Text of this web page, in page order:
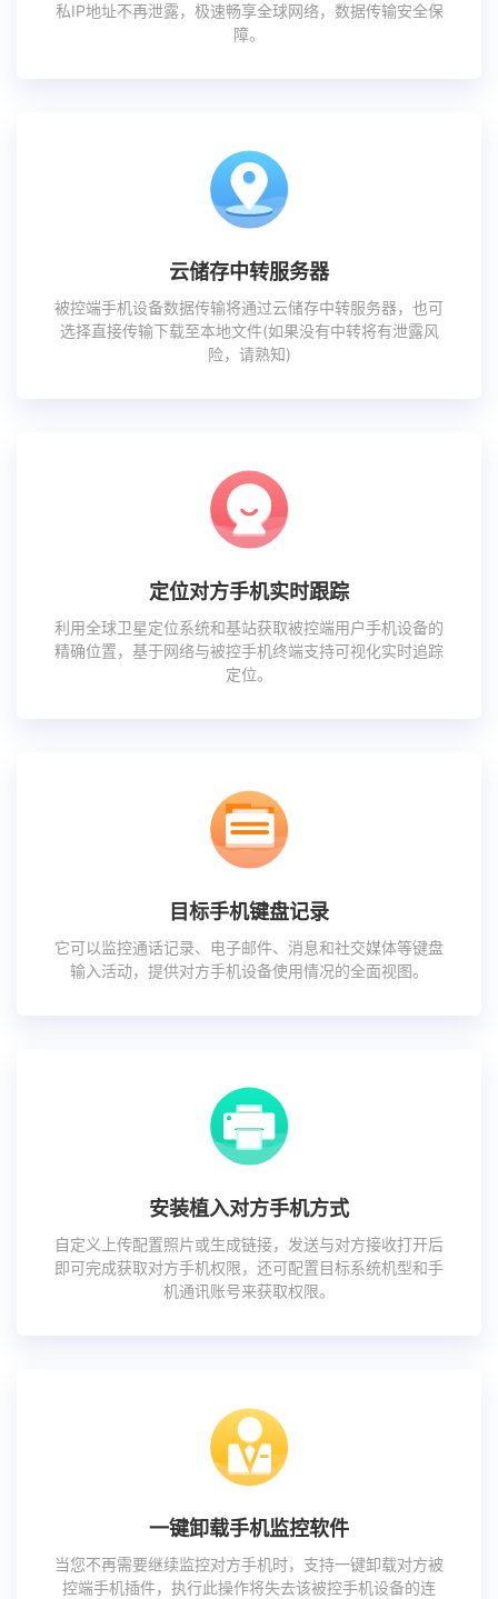
私IP地址不再泄露，极速畅享全球网络，数据传输安全保
障。
云储存中转服务器
被控端手机设备数据传输将通过云储存中转服务器，也可
选择直接传输下载至本地文件(如果没有中转将有泄露风
险，请熟知)
定位对方手机实时跟踪
利用全球卫星定位系统和基站获取被控端用户手机设备的
精确位置，基于网络与被控手机终端支持可视化实时追踪
定位。
目标手机键盘记录
它可以监控通话记录、电子邮件、消息和社交媒体等键盘
输入活动，提供对方手机设备使用情况的全面视图。
安装植入对方手机方式
自定义上传配置照片或生成链接，发送与对方接收打开后
即可完成获取对方手机权限，还可配置目标系统机型和手
机通讯账号来获取权限。
一键卸载手机监控软件
当您不再需要继续监控对方手机时，支持一键卸载对方被
控端手机插件，执行此操作将失去该被控手机设备的连